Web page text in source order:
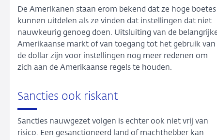
De Amerikanen staan erom bekend dat ze hoge boetes
kunnen uitdelen als ze vinden dat instellingen dat niet
nauwkeurig genoeg doen. Uitsluiting van de
Amerikaanse markt of van toegang tot het gebruik van
de dollar zijn voor instellingen nog meer redenen om
zich aan de Amerikaanse regels te houden.
Sancties ook riskant
Sancties nauwgezet volgen is echter ook niet vrij van
risico. Een gesanctioneerd land of machthebber kan